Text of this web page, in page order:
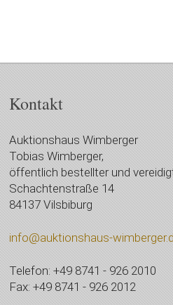
Kontakt
Auktionshaus Wimberger
Tobias Wimberger,
öffentlich bestellter und
Schachtenstraße 14
84137 Vilsbiburg
info@auktionshaus-
Telefon: +49 8741 - 926 2010
Fax: +49 8741 - 926 2012